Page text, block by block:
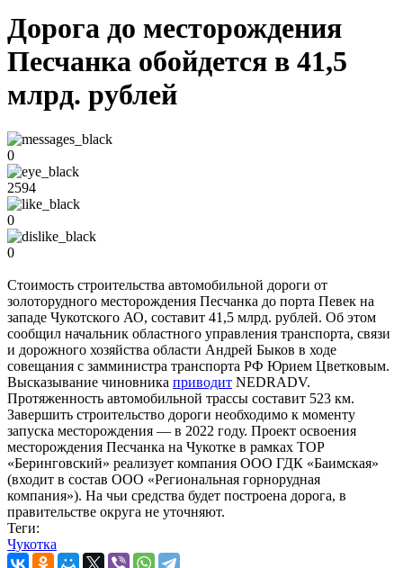
Дорога до месторождения
Песчанка обойдется в 41,5
млрд. рублей
0
2594
0
0
Стоимость строительства автомобильной дороги от
золоторудного месторождения Песчанка до порта Певек на
западе Чукотского АО, составит 41,5 млрд. рублей. Об этом
сообщил начальник областного управления транспорта, связи
и дорожного хозяйства области Андрей Быков в ходе
совещания с замминистра транспорта РФ Юрием Цветковым.
Высказывание чиновника приводит NEDRADV.
Протяженность автомобильной трассы составит 523 км.
Завершить строительство дороги необходимо к моменту
запуска месторождения — в 2022 году. Проект освоения
месторождения Песчанка на Чукотке в рамках ТОР
«Беринговский» реализует компания ООО ГДК «Баимская»
(входит в состав ООО «Региональная горнорудная
компания»). На чьи средства будет построена дорога, в
правительстве округа не уточняют.
Теги:
Чукотка